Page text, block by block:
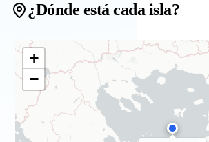
¿Dónde está cada isla?
+
−